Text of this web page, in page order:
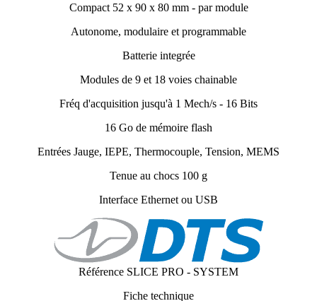
Compact 52 x 90 x 80 mm - par module
Autonome, modulaire et programmable
Batterie integrée
Modules de 9 et 18 voies chainable
Fréq d'acquisition jusqu'à 1 Mech/s - 16 Bits
16 Go de mémoire flash
Entrées Jauge, IEPE, Thermocouple, Tension, MEMS
Tenue au chocs 100 g
Interface Ethernet ou USB
Référence SLICE PRO - SYSTEM
Fiche technique